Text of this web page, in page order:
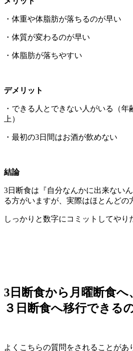
・体重や体脂肪が落ちるのが早い
・体質が変わるのが早い
・体脂肪が落ちやすい
デメリット
・できる人とできない人がいる（
上）
・最初の3日間はお酒が飲めない
結論
3日断食は『自分なんかに出来ない
る方がいますが、実際はほとんどの
しっかりと数字にコミットしてやり
3日断食から月曜断食へ
３日断食へ移行できる
よくこちらの質問をされることがあ